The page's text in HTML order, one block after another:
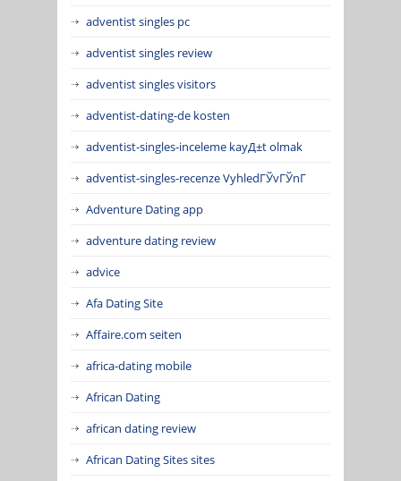
adventist singles pc
adventist singles review
adventist singles visitors
adventist-dating-de kosten
adventist-singles-inceleme kayД±t olmak
adventist-singles-recenze VyhledГЎvГЎnГ­
Adventure Dating app
adventure dating review
advice
Afa Dating Site
Affaire.com seiten
africa-dating mobile
African Dating
african dating review
African Dating Sites sites